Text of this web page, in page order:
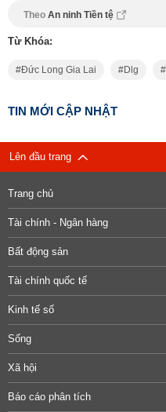
Theo An ninh Tiền tệ
Từ Khóa:
Đức Long Gia Lai Dlg
TIN MỚI CẬP NHẬT
Lên đầu trang
Trang chủ
Tài chính - Ngân hàng
Bất động sản
Tài chính quốc tế
Kinh tế số
Sống
Xã hội
Báo cáo phân tích